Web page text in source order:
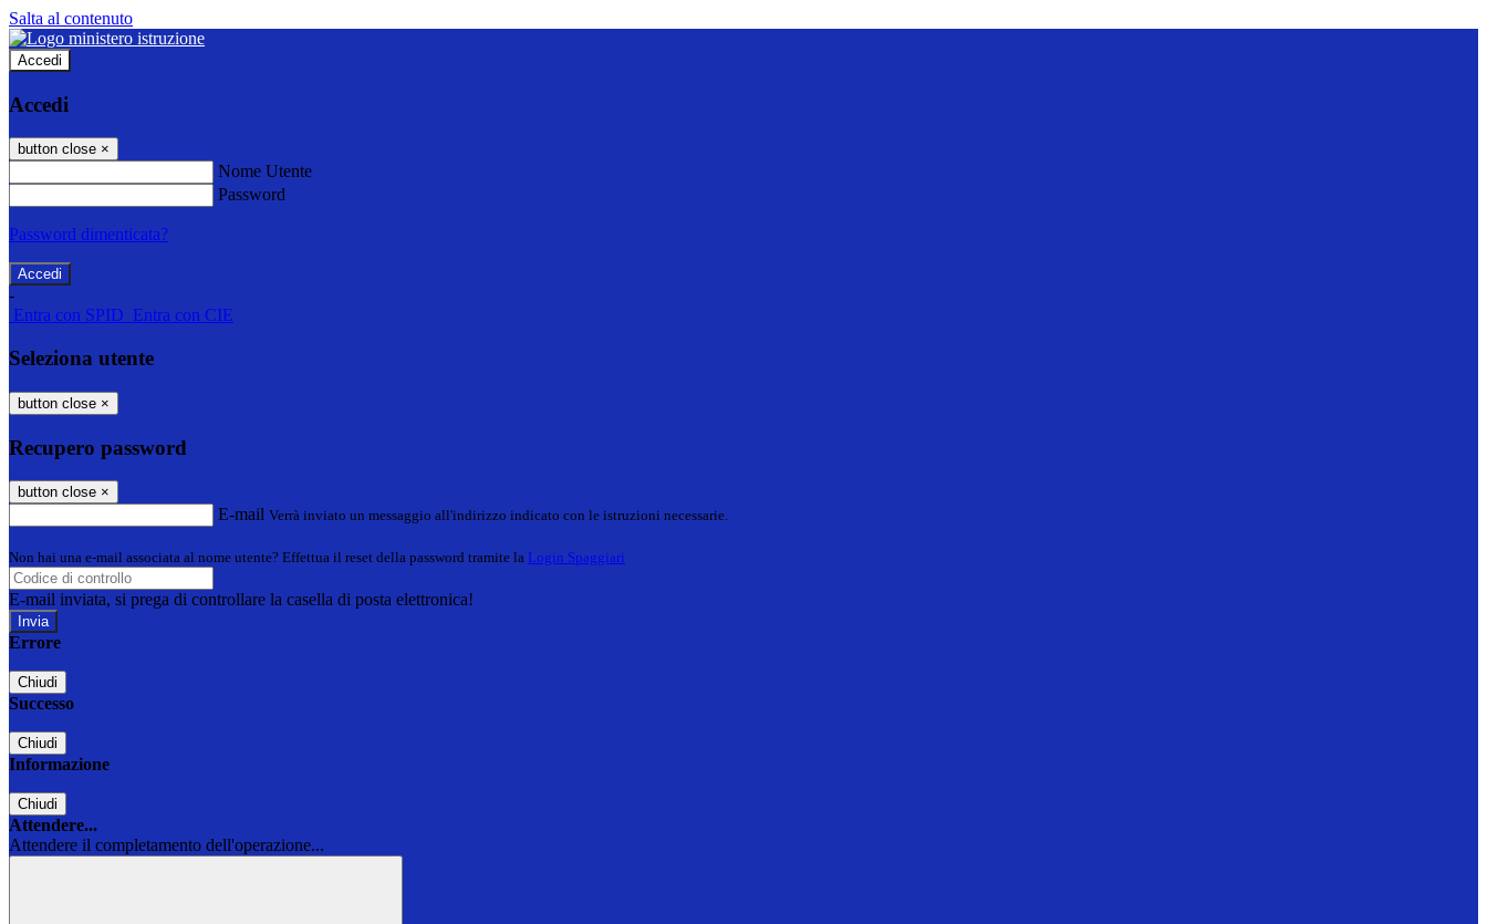
Salta al contenuto
Accedi
Accedi
button close ×
Nome Utente
Password
Password dimenticata?
-
Entra con SPID Entra con CIE
Seleziona utente
button close ×
Recupero password
button close ×
E-mail Verrà inviato un messaggio all'indirizzo indicato con le istruzioni necessarie.
Non hai una e-mail associata al nome utente? Effettua il reset della password tramite la Login Spaggiari
E-mail inviata, si prega di controllare la casella di posta elettronica!
Errore
Chiudi
Successo
Chiudi
Informazione
Chiudi
Attendere...
Attendere il completamento dell'operazione...